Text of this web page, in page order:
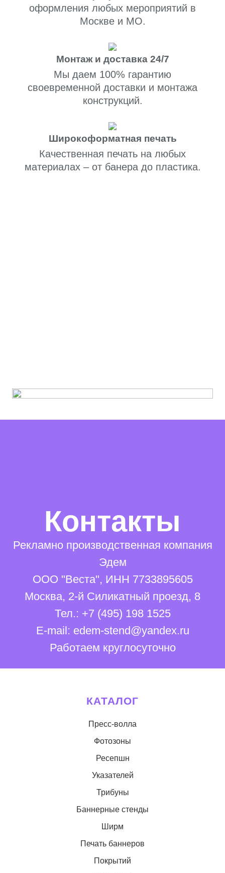
оформления любых мероприятий в
Москве и МО.
Монтаж и доставка 24/7
Мы даем 100% гарантию
своевременной доставки и монтажа
конструкций.
Широкоформатная печать
Качественная печать на любых
материалах – от банера до пластика.
Контакты
Рекламно производственная компания
Эдем
ООО "Веста", ИНН 7733895605
Москва, 2-й Силикатный проезд, 8
Тел.: +7 (495) 198 1525
E-mail: edem-stend@yandex.ru
Работаем круглосуточно
КАТАЛОГ
Пресс-волла
Фотозоны
Ресепшн
Указателей
Трибуны
Баннерные стенды
Ширм
Печать баннеров
Покрытий